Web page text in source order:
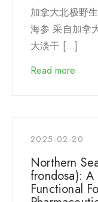
加拿大北极野
海参 采自加拿
大淡干 […]
Read more
2025-02-20
Northern
frondosa):
Functional